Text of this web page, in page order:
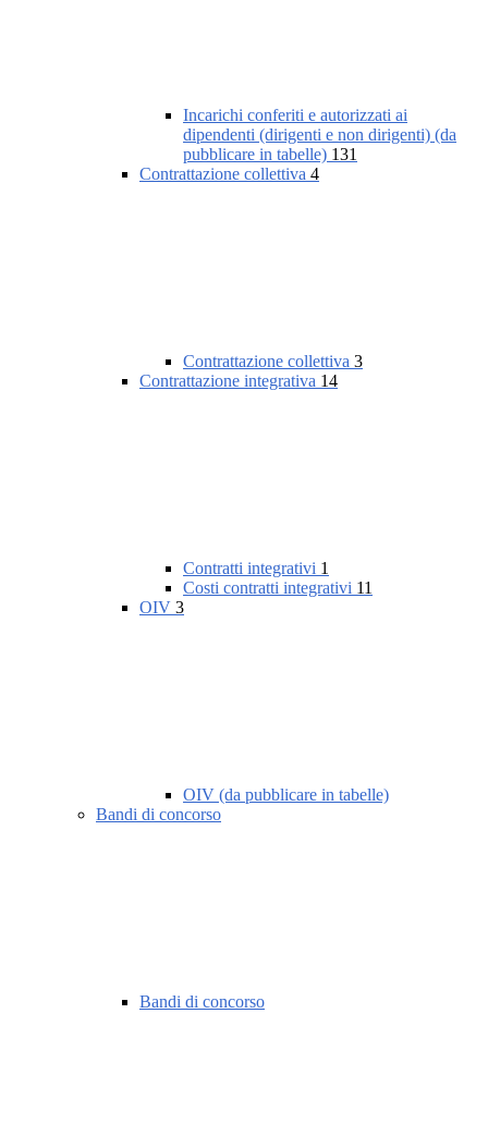
Incarichi conferiti e autorizzati ai
dipendenti (dirigenti e non dirigenti) (da
pubblicare in tabelle) 131
Contrattazione collettiva 4
Contrattazione collettiva 3
Contrattazione integrativa 14
Contratti integrativi 1
Costi contratti integrativi 11
OIV 3
OIV (da pubblicare in tabelle)
Bandi di concorso
Bandi di concorso